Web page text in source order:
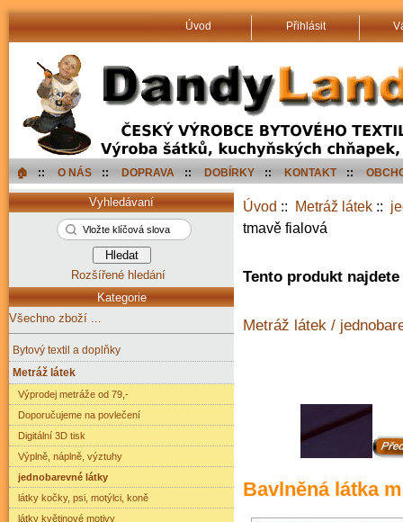
Úvod Přihlásit
🏠︎ :: O NÁS :: DOPRAVA :: DOBÍRKY :: KONTAKT ::
Úvod :: Metráž látek ::
tmavě fialová
Tento produkt
Metráž látek /
Bavlněná látka
Vyhledávaní
Rozšířené hledání
Kategorie
Všechno zboží ...
Bytový textil a doplňky
Metráž látek
Výprodej metráže od 79,-
Doporučujeme na povlečení
Digitální 3D tisk
Výplně, náplně, výztuhy
jednobarevné látky
látky kočky, psi, motýlci, koně
látky květinové motivy